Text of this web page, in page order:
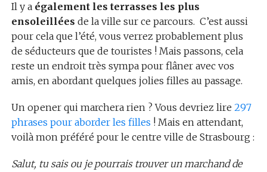
Il y a également les terrasses les plus
ensoleillées de la ville sur ce parcours. C’est aussi
pour cela que l’été, vous verrez probablement plus
de séducteurs que de touristes ! Mais passons, cela
reste un endroit très sympa pour flâner avec vos
amis, en abordant quelques jolies filles au passage.
Un opener qui marchera rien ? Vous devriez lire 297
phrases pour aborder les filles ! Mais en attendant,
voilà mon préféré pour le centre ville de Strasbourg :
Salut, tu sais ou je pourrais trouver un marchand de